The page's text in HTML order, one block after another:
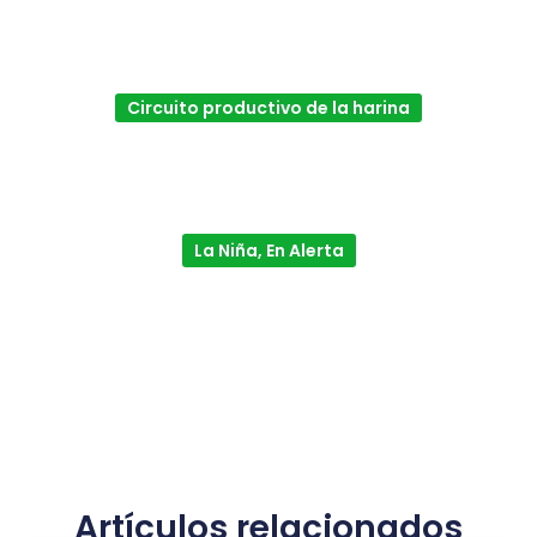
Circuito productivo de la harina
La Niña, En Alerta